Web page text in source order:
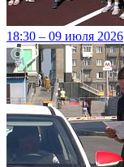
18:30 – 09 июля 2026